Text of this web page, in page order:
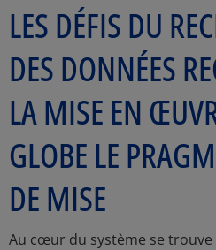
LES DÉFIS DU
DES DONNÉES
LA MISE EN
GLOBE LE
DE MISE
Au cœur du système se trouve